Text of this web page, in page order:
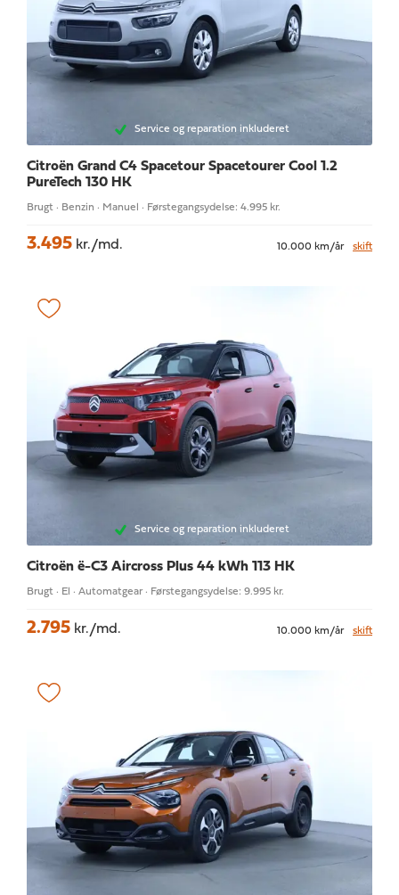
Service og reparation inkluderet
Citroën Grand C4 Spacetour Spacetourer Cool 1.2
PureTech 130 HK
Brugt · Benzin · Manuel · Førstegangsydelse: 4.995 kr.
3.495 kr./md. 10.000 km/år skift
Service og reparation inkluderet
Citroën ë-C3 Aircross Plus 44 kWh 113 HK
Brugt · El · Automatgear · Førstegangsydelse: 9.995 kr.
2.795 kr./md. 10.000 km/år skift